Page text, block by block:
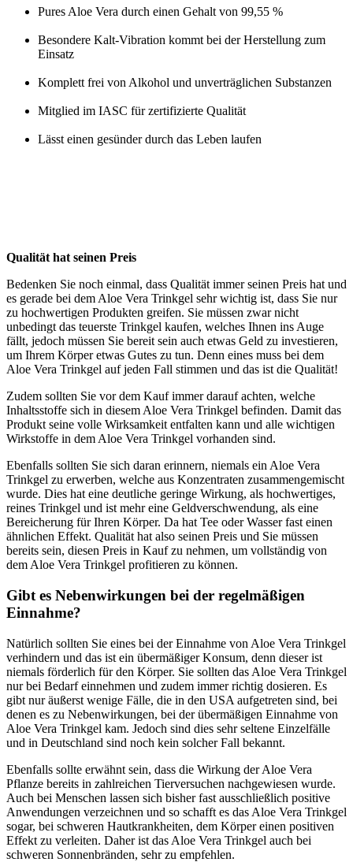
Pures Aloe Vera durch einen Gehalt von 99,55 %
Besondere Kalt-Vibration kommt bei der Herstellung zum
Einsatz
Komplett frei von Alkohol und unverträglichen Substanzen
Mitglied im IASC für zertifizierte Qualität
Lässt einen gesünder durch das Leben laufen
Qualität hat seinen Preis
Bedenken Sie noch einmal, dass Qualität immer seinen Preis hat und
es gerade bei dem Aloe Vera Trinkgel sehr wichtig ist, dass Sie nur
zu hochwertigen Produkten greifen. Sie müssen zwar nicht
unbedingt das teuerste Trinkgel kaufen, welches Ihnen ins Auge
fällt, jedoch müssen Sie bereit sein auch etwas Geld zu investieren,
um Ihrem Körper etwas Gutes zu tun. Denn eines muss bei dem
Aloe Vera Trinkgel auf jeden Fall stimmen und das ist die Qualität!
Zudem sollten Sie vor dem Kauf immer darauf achten, welche
Inhaltsstoffe sich in diesem Aloe Vera Trinkgel befinden. Damit das
Produkt seine volle Wirksamkeit entfalten kann und alle wichtigen
Wirkstoffe in dem Aloe Vera Trinkgel vorhanden sind.
Ebenfalls sollten Sie sich daran erinnern, niemals ein Aloe Vera
Trinkgel zu erwerben, welche aus Konzentraten zusammengemischt
wurde. Dies hat eine deutliche geringe Wirkung, als hochwertiges,
reines Trinkgel und ist mehr eine Geldverschwendung, als eine
Bereicherung für Ihren Körper. Da hat Tee oder Wasser fast einen
ähnlichen Effekt. Qualität hat also seinen Preis und Sie müssen
bereits sein, diesen Preis in Kauf zu nehmen, um vollständig von
dem Aloe Vera Trinkgel profitieren zu können.
Gibt es Nebenwirkungen bei der regelmäßigen
Einnahme?
Natürlich sollten Sie eines bei der Einnahme von Aloe Vera Trinkgel
verhindern und das ist ein übermäßiger Konsum, denn dieser ist
niemals förderlich für den Körper. Sie sollten das Aloe Vera Trinkgel
nur bei Bedarf einnehmen und zudem immer richtig dosieren. Es
gibt nur äußerst wenige Fälle, die in den USA aufgetreten sind, bei
denen es zu Nebenwirkungen, bei der übermäßigen Einnahme von
Aloe Vera Trinkgel kam. Jedoch sind dies sehr seltene Einzelfälle
und in Deutschland sind noch kein solcher Fall bekannt.
Ebenfalls sollte erwähnt sein, dass die Wirkung der Aloe Vera
Pflanze bereits in zahlreichen Tierversuchen nachgewiesen wurde.
Auch bei Menschen lassen sich bisher fast ausschließlich positive
Anwendungen verzeichnen und so schafft es das Aloe Vera Trinkgel
sogar, bei schweren Hautkrankheiten, dem Körper einen positiven
Effekt zu verleiten. Daher ist das Aloe Vera Trinkgel auch bei
schweren Sonnenbränden, sehr zu empfehlen.